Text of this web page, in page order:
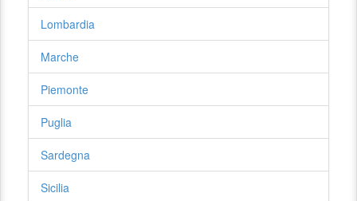
Lombardia
Marche
Piemonte
Puglia
Sardegna
Sicilia